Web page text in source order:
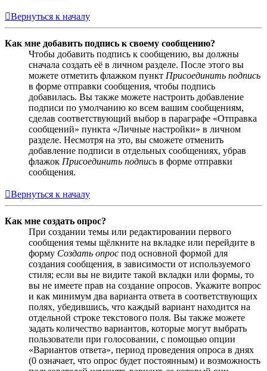
Вернуться к началу
Как мне добавить подпись к своему сообщению?
Чтобы добавить подпись к сообщению, вы должны
сначала создать её в личном разделе. После этого вы
можете отметить флажком пункт Присоединить подпись
в форме отправки сообщения, чтобы подпись
добавилась. Вы также можете настроить добавление
подписи по умолчанию ко всем вашим сообщениям,
сделав соответствующий выбор в параграфе «Отправка
сообщений» пункта «Личные настройки» в личном
разделе. Несмотря на это, вы сможете отменить
добавление подписи в отдельных сообщениях, убрав
флажок Присоединить подпись в форме отправки
сообщения.
Вернуться к началу
Как мне создать опрос?
При создании темы или редактировании первого
сообщения темы щёлкните на вкладке или перейдите в
форму Создать опрос под основной формой для
создания сообщения, в зависимости от используемого
стиля; если вы не видите такой вкладки или формы, то
вы не имеете прав на создание опросов. Укажите вопрос
и как минимум два варианта ответа в соответствующих
полях, убедившись, что каждый вариант находится на
отдельной строке текстового поля. Вы также можете
задать количество вариантов, которые могут выбрать
пользователи при голосовании, с помощью опции
«Вариантов ответа», период проведения опроса в днях
(0 означает, что опрос будет постоянным) и возможность